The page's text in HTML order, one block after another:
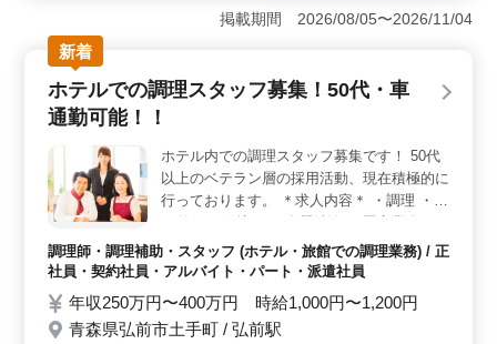
ため、プライベートの時間を確保しやすい環境です。夏
季や年末年始の長期休暇も取得可能で、家庭や趣味の時
間を大切にしたい方に最適です。また、勤務時間は9時〜
17時の間で相談可能で、1日5時間程度の短時間勤務も可
能なため、自分のライフスタイルに合わせた働き方がで
きます。 ＜シニア層も活躍できる職場＞ 50代・60
無理なく働ける環境です。社労士事務所の経験があれば
年数は問われないため、ブランクがある方でも安心して
応募できます。 ＜働きやすい待遇と環境＞ 時給
1,200円〜1,800円と高めの設定で、スキルや経験に応じ
た報酬が期待できます。さらに、雇用保険や社会保険も
完備されており、安心して長期的に働ける環境が整って
います。
掲載期間 2026/08/05〜2026/11/04
新着
ホテルでの調理スタッフ募集！50代・車
通勤可能！！
ホテル内での調理スタッフ募集です！ 50代
以上のベテラン層の採用活動、現在積極的に
行っております。 ＊求人内容＊ ・調理 ・盛
調理補助 備考 ・週休2日制 ・社会保険完備
・勤務時間応相談 ・50代、60代の採用実績
せんか？ ブランクのある方、資格をお持ち
で無い方ご応募可能！ まずお気軽にお問い
調理師・調理補助・スタッフ (ホテル・旅館での調理業務) / 正
社員・契約社員・アルバイト・パート・派遣社員
年収250万円〜400万円 時給1,000円〜1,200円
青森県弘前市土手町 / 弘前駅